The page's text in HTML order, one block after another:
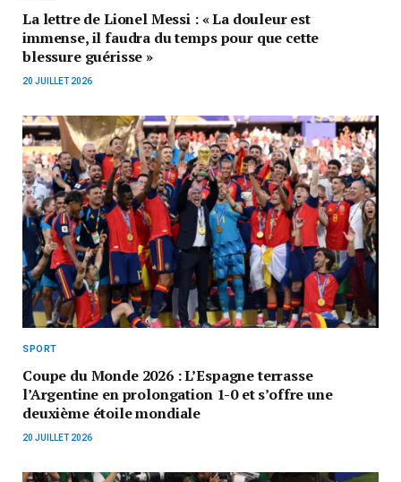
La lettre de Lionel Messi : « La douleur est
immense, il faudra du temps pour que cette
blessure guérisse »
20 JUILLET 2026
SPORT
Coupe du Monde 2026 : L’Espagne terrasse
l’Argentine en prolongation 1-0 et s’offre une
deuxième étoile mondiale
20 JUILLET 2026